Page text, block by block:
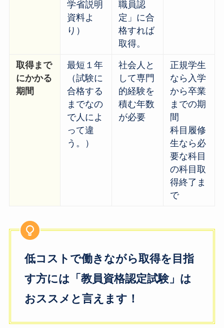
学省説明
資料よ
り）
職員認
定」に合
格すれば
取得。
取得まで
にかかる
期間
最短１年
（試験に
合格する
までなの
で人によ
って違
う。）
社会人と
して専門
的経験を
積む年数
が必要
正規学生
なら入学
から卒業
までの期
間
科目履修
生なら必
要な科目
の科目取
得終了ま
で
低コストで働きながら取得を目指
す方には「教員資格認定試験」は
おススメと言えます！